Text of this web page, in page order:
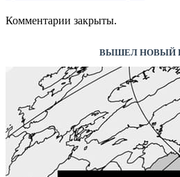
Комментарии закрыты.
ВЫШЕЛ НОВЫЙ